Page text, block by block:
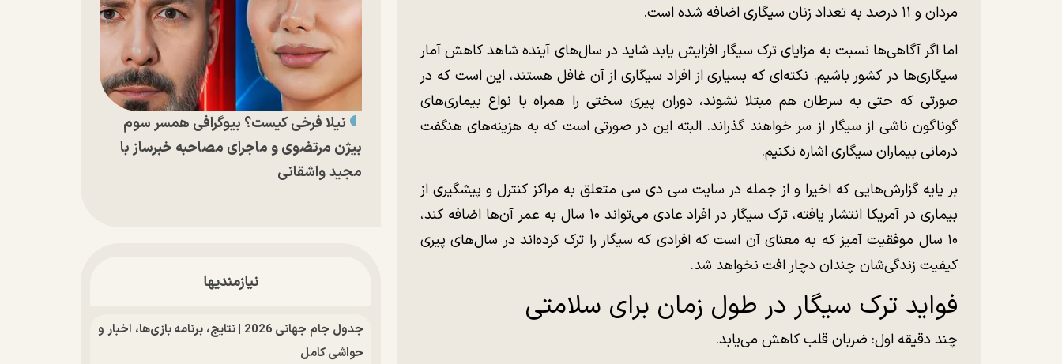
مردان و ۱۱ درصد به تعداد زنان سیگاری اضافه شده است.
اما اگر آگاهی‌ها نسبت به مزایای ترک سیگار افزایش یابد شاید در سال‌های آینده شاهد کاهش آمار
سیگاری‌ها در کشور باشیم. نکته‌ای که بسیاری از افراد سیگاری از آن غافل هستند، این است که در
صورتی که حتی به سرطان هم مبتلا نشوند، دوران پیری سختی را همراه با نواع بیماری‌های
گوناگون ناشی از سیگار از سر خواهند گذراند. البته این در صورتی است که به هزینه‌های هنگفت
درمانی بیماران سیگاری اشاره نکنیم.
بر پایه گزارش‌هایی که اخیرا و از جمله در سایت سی دی سی متعلق به مراکز کنترل و پیشگیری از
بیماری در آمریکا انتشار یافته، ترک سیگار در افراد عادی می‌تواند ۱۰ سال به عمر آن‌ها اضافه کند،
۱۰ سال موفقیت آمیز که به معنای آن است که افرادی که سیگار را ترک کرده‌اند در سال‌های پیری
کیفیت زندگی‌شان چندان دچار افت نخواهد شد.
فواید ترک سیگار در طول زمان برای سلامتی
چند دقیقه اول: ضربان قلب کاهش می‌یابد.
نیلا فرخی کیست؟ بیوگرافی همسر سوم
بیژن مرتضوی و ماجرای مصاحبه خبرساز با
مجید واشقانی
نیازمندیها
جدول جام جهانی 2026 | نتایج، برنامه بازی‌ها، اخبار و
حواشی کامل